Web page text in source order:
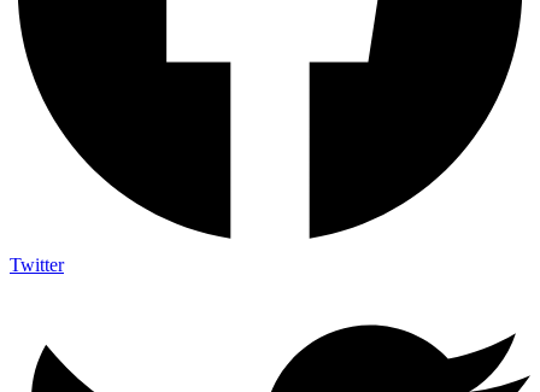
Twitter